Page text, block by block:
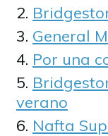
General
Por una
verano
Nafta